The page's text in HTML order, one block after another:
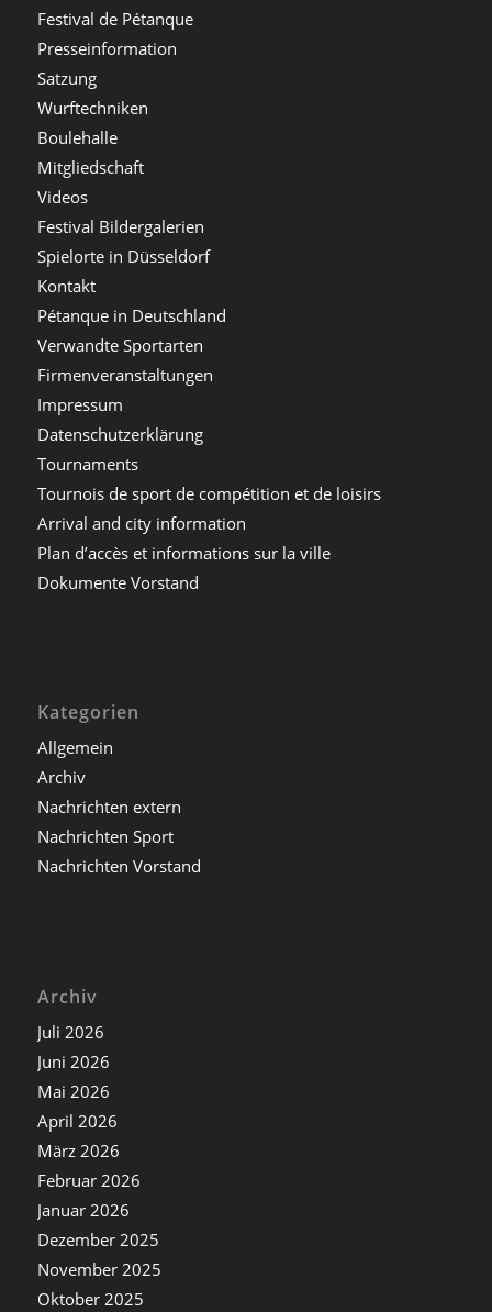
Festival de Pétanque
Presseinformation
Satzung
Wurftechniken
Boulehalle
Mitgliedschaft
Videos
Festival Bildergalerien
Spielorte in Düsseldorf
Kontakt
Pétanque in Deutschland
Verwandte Sportarten
Firmenveranstaltungen
Impressum
Datenschutzerklärung
Tournaments
Tournois de sport de compétition et de loisirs
Arrival and city information
Plan d’accès et informations sur la ville
Dokumente Vorstand
Kategorien
Allgemein
Archiv
Nachrichten extern
Nachrichten Sport
Nachrichten Vorstand
Archiv
Juli 2026
Juni 2026
Mai 2026
April 2026
März 2026
Februar 2026
Januar 2026
Dezember 2025
November 2025
Oktober 2025